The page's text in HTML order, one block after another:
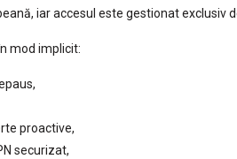
iar accesul este gestionat exclusiv
mod implicit:
proactive,
securizat,